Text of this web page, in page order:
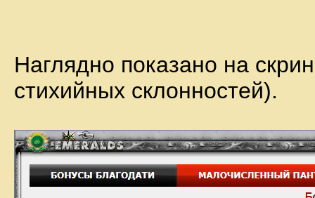
Наглядно показано на
стихийных склонностей).